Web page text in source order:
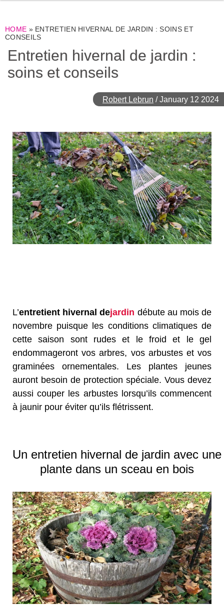
HOME » ENTRETIEN HIVERNAL DE JARDIN : SOINS ET
CONSEILS
Entretien hivernal de jardin :
soins et conseils
Robert Lebrun /January 12 2024
L’entretient hivernal dejardin débute au mois de
novembre puisque les conditions climatiques de
cette saison sont rudes et le froid et le gel
endommageront vos arbres, vos arbustes et vos
graminées ornementales. Les plantes jeunes
auront besoin de protection spéciale. Vous devez
aussi couper les arbustes lorsqu’ils commencent
à jaunir pour éviter qu’ils flétrissent.
Un entretien hivernal de jardin avec une
plante dans un sceau en bois